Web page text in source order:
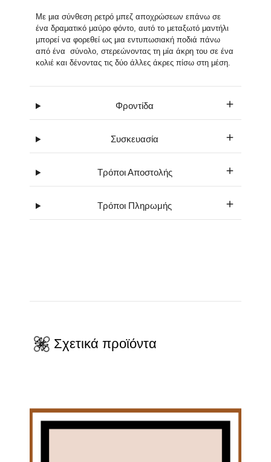
Με μια σύνθεση ρετρό μπεζ αποχρώσεων επάνω σε
ένα δραματικό μαύρο φόντο, αυτό το μεταξωτό μαντήλι
μπορεί να φορεθεί ως μια εντυπωσιακή ποδιά πάνω
από ένα σύνολο, στερεώνοντας τη μία άκρη του σε ένα
κολιέ και δένοντας τις δύο άλλες άκρες πίσω στη μέση.
Φροντίδα
Συσκευασία
Τρόποι Αποστολής
Τρόποι Πληρωμής
Σχετικά προϊόντα